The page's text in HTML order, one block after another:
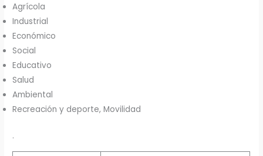
Agrícola
Industrial
Económico
Social
Educativo
Salud
Ambiental
Recreación y deporte, Movilidad
.